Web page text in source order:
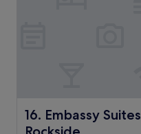
16. Embassy
Embassy Suites by